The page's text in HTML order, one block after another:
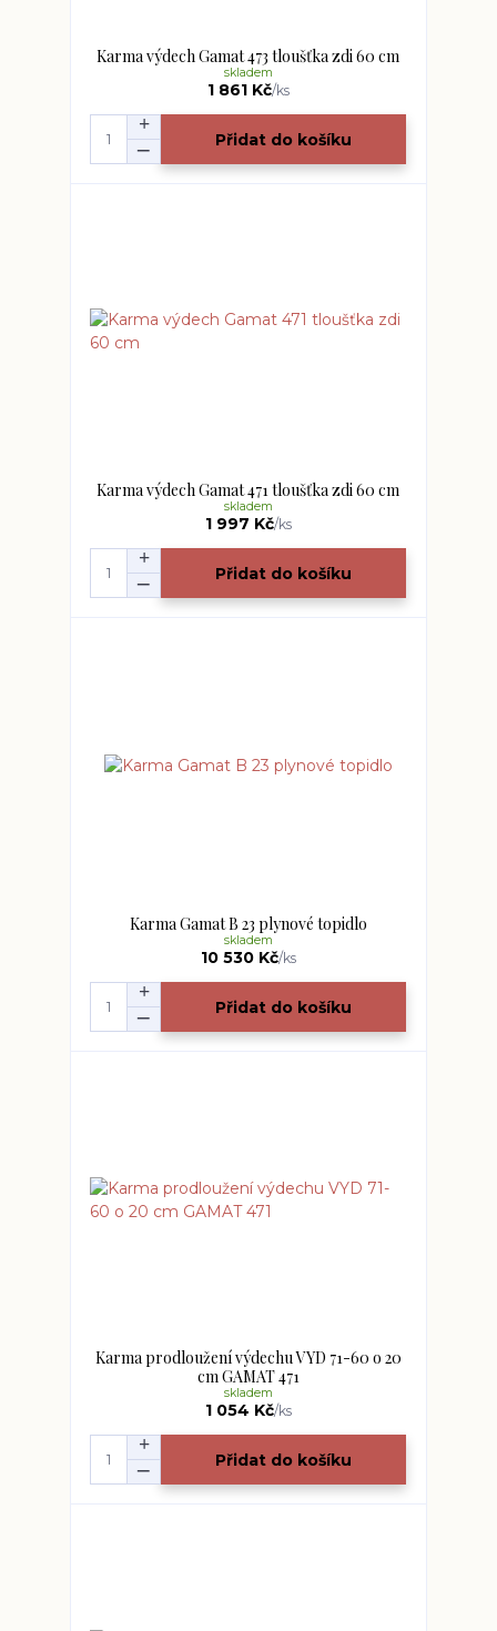
Karma výdech Gamat 473 tloušťka zdi 60 cm
1 861 Kč/ks
skladem
Přidat do košíku
Karma výdech Gamat 471 tloušťka zdi 60 cm
1 997 Kč/ks
skladem
Přidat do košíku
Karma Gamat B 23 plynové topidlo
10 530 Kč/ks
skladem
Přidat do košíku
Karma prodloužení výdechu VYD 71-60 o 20
cm GAMAT 471
1 054 Kč/ks
skladem
Přidat do košíku